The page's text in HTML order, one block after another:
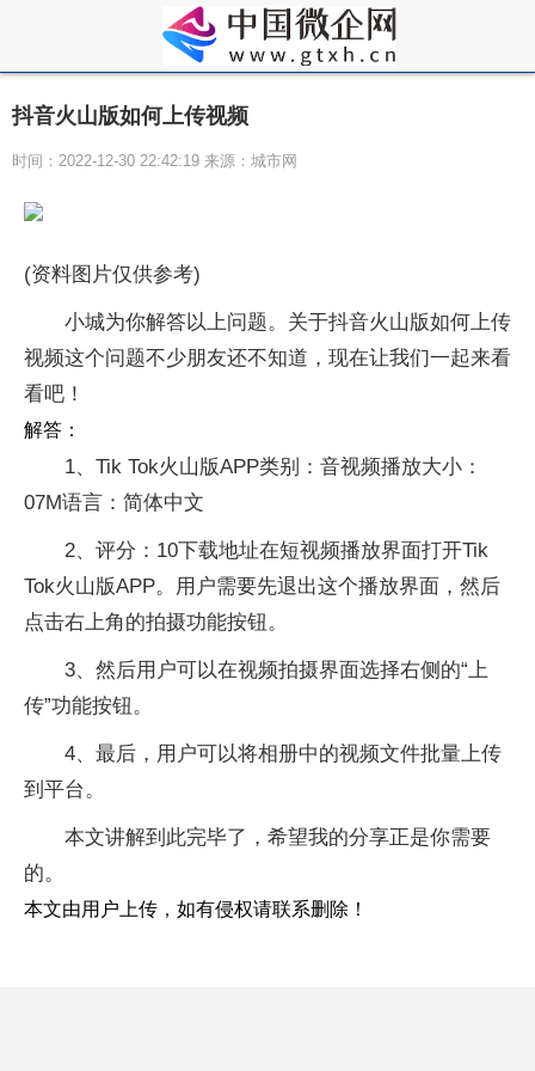
抖音火山版如何上传视频
时间：2022-12-30 22:42:19 来源：城市网
(资料图片仅供参考)
小城为你解答以上问题。关于抖音火山版如何上传
视频这个问题不少朋友还不知道，现在让我们一起来看
看吧！
解答：
1、Tik Tok火山版APP类别：音视频播放大小：
07M语言：简体中文
2、评分：10下载地址在短视频播放界面打开Tik
Tok火山版APP。用户需要先退出这个播放界面，然后
点击右上角的拍摄功能按钮。
3、然后用户可以在视频拍摄界面选择右侧的“上
传”功能按钮。
4、最后，用户可以将相册中的视频文件批量上传
到平台。
本文讲解到此完毕了，希望我的分享正是你需要
的。
本文由用户上传，如有侵权请联系删除！